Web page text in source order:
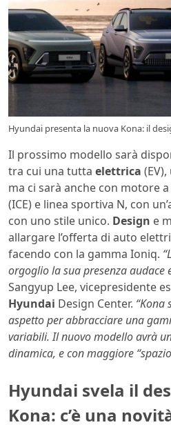
Hyundai presenta la nuova Kona: il
Il prossimo modello sarà
tra cui una tutta elettrica
ma ci sarà anche con motore
(ICE) e linea sportiva N, con
con uno stile unico. Design e
allargare l’offerta di auto
facendo con la gamma Ioniq.
orgoglio la sua presenza audace
Sangyup Lee, vicepresidente
Hyundai Design Center. “Kona
aspetto per abbracciare una
variabili. Il nuovo modello avrà
dinamica, e con maggiore
Hyundai svela il
Kona: c’è una